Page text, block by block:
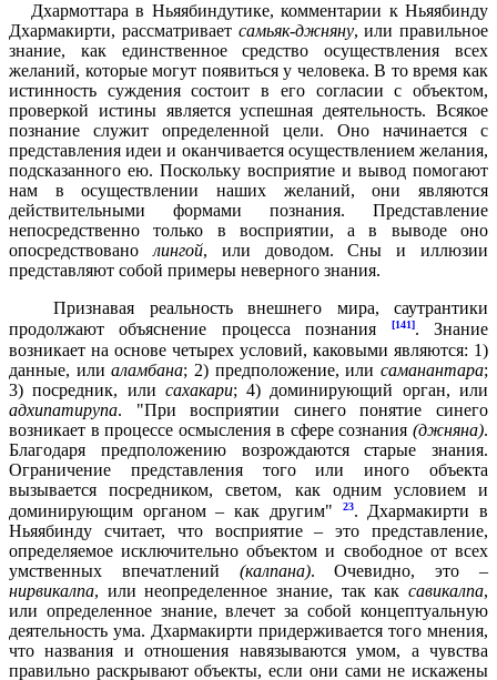
Дхармоттара в Ньяябиндутике, комментарии к Ньяябинду
Дхармакирти, рассматривает самьяк-джняну, или правильное
знание, как единственное средство осуществления всех
желаний, которые могут появиться у человека. В то время как
истинность суждения состоит в его согласии с объектом,
проверкой истины является успешная деятельность. Всякое
познание служит определенной цели. Оно начинается с
представления идеи и оканчивается осуществлением желания,
подсказанного ею. Поскольку восприятие и вывод помогают
нам в осуществлении наших желаний, они являются
действительными формами познания. Представление
непосредственно только в восприятии, а в выводе оно
опосредствовано лингой, или доводом. Сны и иллюзии
представляют собой примеры неверного знания.
Признавая реальность внешнего мира, саутрантики
продолжают объяснение процесса познания
[141]. Знание
возникает на основе четырех условий, каковыми являются: 1)
данные, илиаламбана; 2) предположение, илисаманантара;
3) посредник, или сахакари; 4) доминирующий орган, или
адхипатирупа. "При восприятии синего понятие синего
возникает в процессе осмысления в сфере сознания (джняна).
Благодаря предположению возрождаются старые знания.
Ограничение представления того или иного объекта
вызывается посредником, светом, как одним условием и
доминирующим органом – как другим"
23. Дхармакирти в
Ньяябинду считает, что восприятие – это представление,
определяемое исключительно объектом и свободное от всех
умственных впечатлений (калпана). Очевидно, это –
нирвикалпа, или неопределенное знание, так как савикалпа,
или определенное знание, влечет за собой концептуальную
деятельность ума. Дхармакирти придерживается того мнения,
что названия и отношения навязываются умом, а чувства
правильно раскрывают объекты, если они сами не искажены